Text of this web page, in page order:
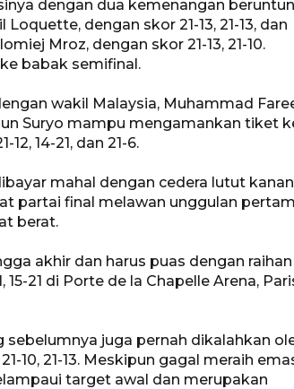
dengan dua kemenangan
dengan skor 21-13, 21-13, dan
Mroz, dengan skor 21-13, 21-10.
babak semifinal.
wakil Malaysia, Muhammad
Suryo mampu mengamankan tiket
14-21, dan 21-6.
mahal dengan cedera lutut kanan
partai final melawan unggulan
berat.
akhir dan harus puas dengan raihan
21 di Porte de la Chapelle Arena,
juga pernah dikalahkan
10, 21-13. Meskipun gagal meraih
target awal dan merupakan
Niyama Tulungagung
7 Agustus 2026 14:36